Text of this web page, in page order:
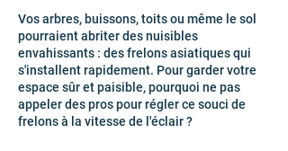
Vos arbres, buissons, toits ou même le sol
pourraient abriter des nuisibles
envahissants : des frelons asiatiques qui
s'installent rapidement. Pour garder votre
espace sûr et paisible, pourquoi ne pas
appeler des pros pour régler ce souci de
frelons à la vitesse de l'éclair ?